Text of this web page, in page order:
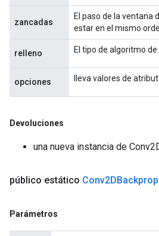
zancadas
El paso de la ventana
estar en el mismo
relleno El tipo de algoritmo
opciones lleva valores de
Devoluciones
una nueva instancia de
público estático Conv2DBackprop
Parámetros